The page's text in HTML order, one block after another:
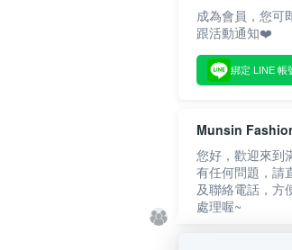
成為會員，您可
跟活動通知❤️
綁定 LINE 帳
Munsin
您好，歡迎來到
有任何問題，請
及聯絡電話，方
處理喔~